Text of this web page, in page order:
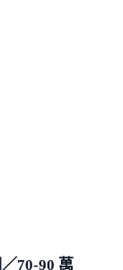
70-90 萬